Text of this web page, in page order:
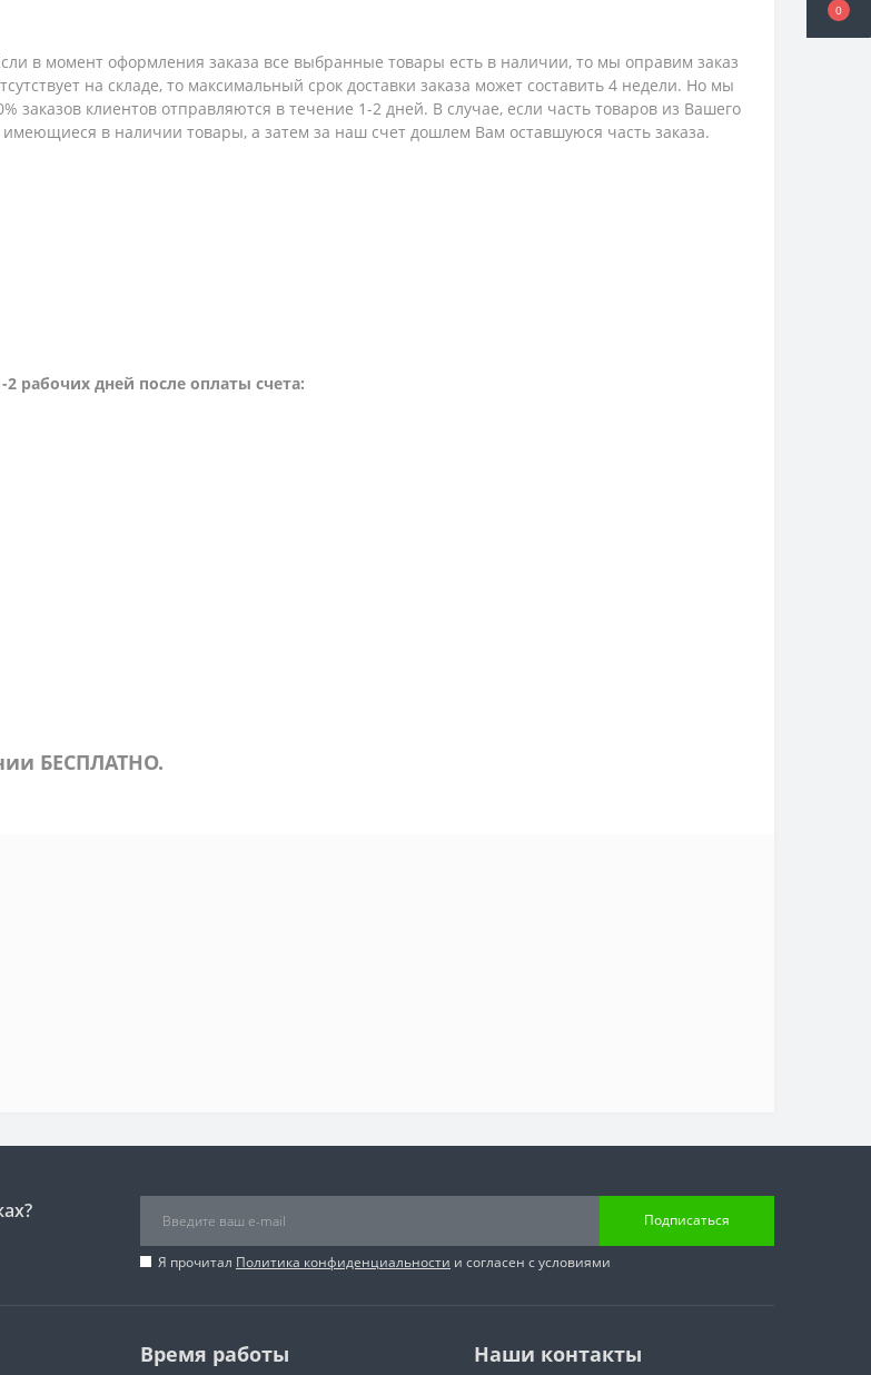
0
в момент оформления заказа все выбранные товары есть в наличии, то мы оправим заказ
на складе, то максимальный срок доставки заказа может составить 4 недели. Но мы
заказов клиентов отправляются в течение 1-2 дней. В случае, если часть товаров из Вашего
в наличии товары, а затем за наш счет дошлем Вам оставшуюся часть заказа.
рабочих дней после оплаты счета:
БЕСПЛАТНО.
Подписаться
Я прочитал Политика конфиденциальности и согласен с условиями
Время работы Наши контакты